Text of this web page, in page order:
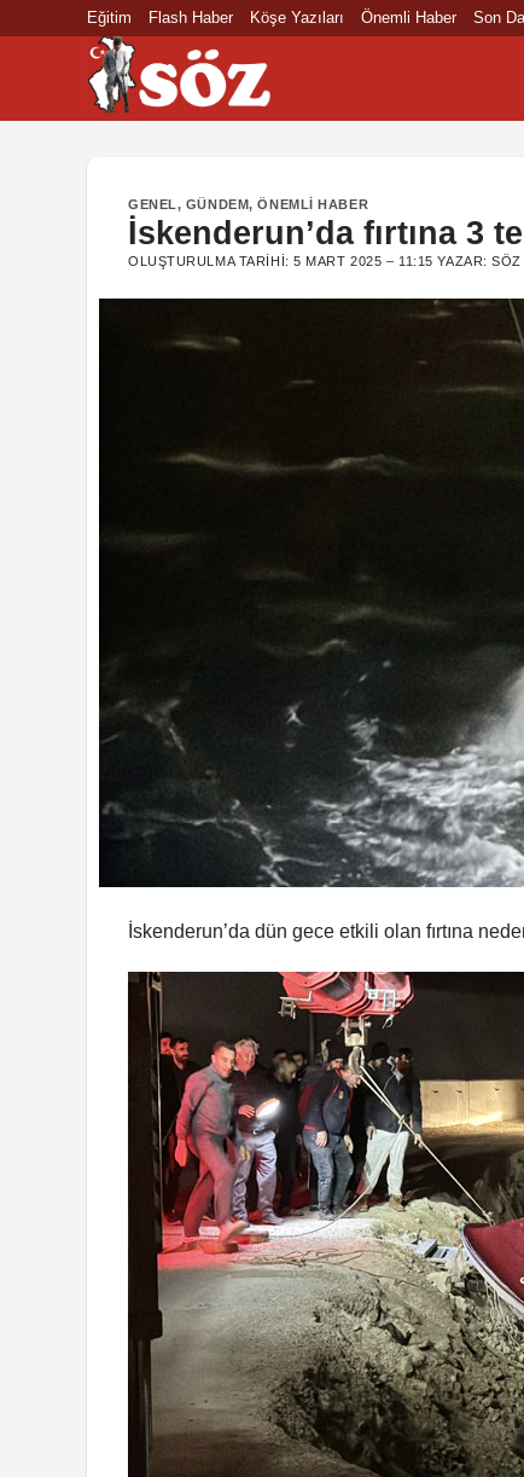
Eğitim Flash Haber Köşe Yazıları Önemli Haber Son
GENEL, GÜNDEM,ÖNEMLI HABER
İskenderun’da fırtına 3
OLUŞTURULMA TARIHI:5 MART 2025 – 11:15 YAZAR:SÖZ
İskenderun’da dün gece etkili olan fırtına